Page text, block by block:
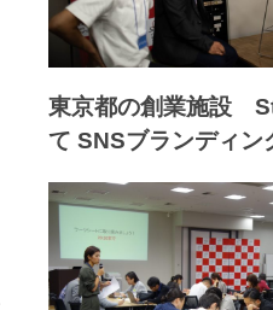
東京都の創業施設
て SNSブランディン